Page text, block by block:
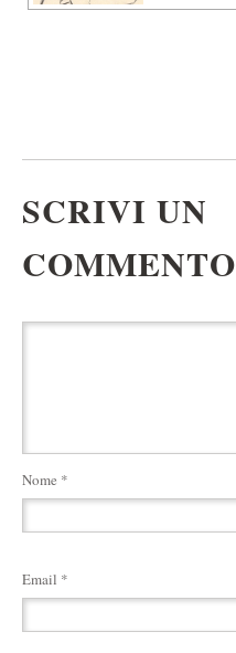
SCRIVI UN
COMMENTO
Nome *
Email *